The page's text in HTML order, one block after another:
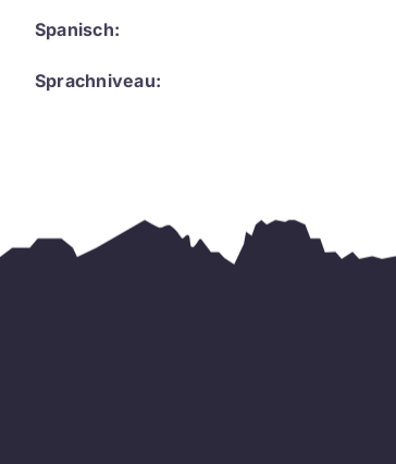
Spanisch:
Sprachniveau: